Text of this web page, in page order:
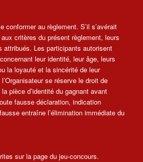
conformer au règlement. S’il s’avérait
critères du présent règlement, leurs
attribués. Les participants autorisent
leur identité, leur âge, leurs
la loyauté et la sincérité de leur
se réserve le droit de
pièce d’identité du gagnant avant
fausse déclaration, indication
entraîne l’élimination immédiate du
sur la page du jeu-concours.